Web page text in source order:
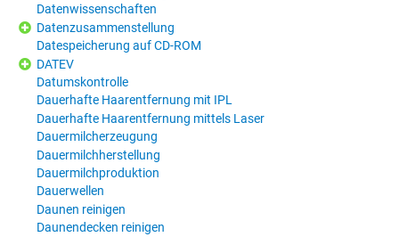
Datenwissenschaften
Datenzusammenstellung
Datespeicherung auf CD-ROM
DATEV
Datumskontrolle
Dauerhafte Haarentfernung mit IPL
Dauerhafte Haarentfernung mittels Laser
Dauermilcherzeugung
Dauermilchherstellung
Dauermilchproduktion
Dauerwellen
Daunen reinigen
Daunendecken reinigen